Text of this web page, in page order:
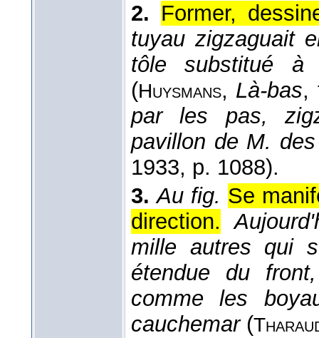
2. Former,
tuyau zigzaguait
tôle substitué
(Huysmans, Là-bas,
par les pas,
pavillon de M.
1933, p. 1088).
3. Au fig. Se
direction.
mille autres qui
étendue du
comme les
cauchemar(